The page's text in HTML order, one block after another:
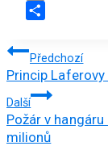
Email
Navigace
pro
příspěvek
Předchozí
Princip Laferovy
Další
Požár v
milionů